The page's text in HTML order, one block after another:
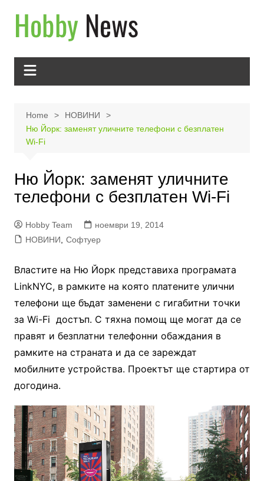
content
Home
НОВИНИ
Ню Йорк: заменят уличните телефони с безплатен
Wi-Fi
Ню Йорк: заменят уличните
телефони с безплатен Wi-Fi
Hobby Team
ноември 19, 2014
НОВИНИ
Софтуер
Властите на Ню Йорк представиха програмата
LinkNYC, в рамките на която платените улични
телефони ще бъдат заменени с гигабитни точки
за Wi-Fi достъп. С тяхна помощ ще могат да се
правят и безплатни телефонни обаждания в
рамките на страната и да се зареждат
мобилните устройства. Проектът ще стартира от
догодина.